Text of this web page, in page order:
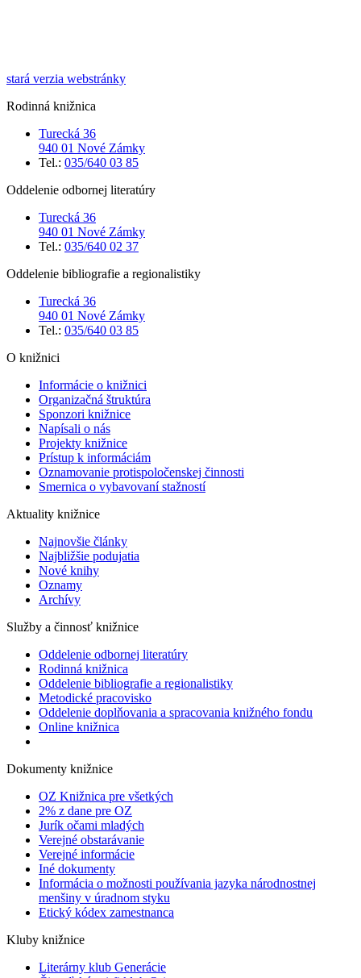
stará verzia webstránky
Rodinná knižnica
Turecká 36
940 01 Nové Zámky
Tel.: 035/640 03 85
Oddelenie odbornej literatúry
Turecká 36
940 01 Nové Zámky
Tel.: 035/640 02 37
Oddelenie bibliografie a regionalistiky
Turecká 36
940 01 Nové Zámky
Tel.: 035/640 03 85
O knižnici
Informácie o knižnici
Organizačná štruktúra
Sponzori knižnice
Napísali o nás
Projekty knižnice
Prístup k informáciám
Oznamovanie protispoločenskej činnosti
Smernica o vybavovaní stažností
Aktuality knižnice
Najnovšie články
Najbližšie podujatia
Nové knihy
Oznamy
Archívy
Služby a činnosť knižnice
Oddelenie odbornej literatúry
Rodinná knižnica
Oddelenie bibliografie a regionalistiky
Metodické pracovisko
Oddelenie doplňovania a spracovania knižného fondu
Online knižnica
Dokumenty knižnice
OZ Knižnica pre všetkých
2% z dane pre OZ
Jurík očami mladých
Verejné obstarávanie
Verejné informácie
Iné dokumenty
Informácia o možnosti používania jazyka národnostnej
menšiny v úradnom styku
Etický kódex zamestnanca
Kluby knižnice
Literárny klub Generácie